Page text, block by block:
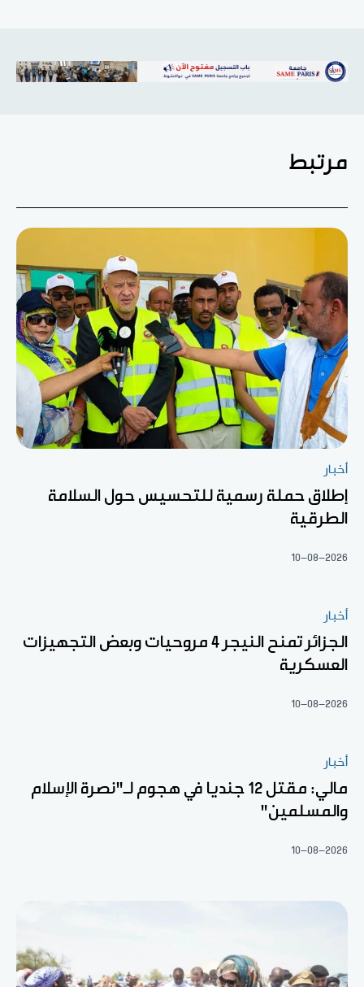
مرتبط
أخبار
إطلاق حملة رسمية للتحسيس حول السلامة
الطرقية
10-08-2026
أخبار
الجزائر تمنح النيجر 4 مروحيات وبعض التجهيزات
العسكرية
10-08-2026
أخبار
مالي: مقتل 12 جنديا في هجوم لـ"نصرة الإسلام
والمسلمين"
10-08-2026